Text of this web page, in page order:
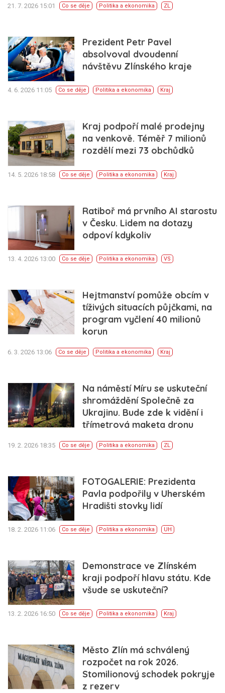
21. 7. 2026 15:01 Co se děje Politika a ekonomika ZL
Prezident Petr Pavel
absolvoval dvoudenní
návštěvu Zlínského kraje
4. 6. 2026 11:05 Co se děje Politika a ekonomika Kraj
Kraj podpoří malé prodejny
na venkově. Téměř 7 milionů
rozdělí mezi 73 obchůdků
14. 5. 2026 18:58 Co se děje Politika a ekonomika Kraj
Ratiboř má prvního AI starostu
v Česku. Lidem na dotazy
odpoví kdykoliv
13. 4. 2026 13:00 Co se děje Politika a ekonomika VS
Hejtmanství pomůže obcím v
tíživých situacích půjčkami, na
program vyčlení 40 milionů
korun
6. 3. 2026 13:06 Co se děje Politika a ekonomika Kraj
Na náměstí Míru se uskuteční
shromáždění Společně za
Ukrajinu. Bude zde k vidění i
třímetrová maketa dronu
19. 2. 2026 18:35 Co se děje Politika a ekonomika ZL
FOTOGALERIE: Prezidenta
Pavla podpořily v Uherském
Hradišti stovky lidí
18. 2. 2026 11:06 Co se děje Politika a ekonomika UH
Demonstrace ve Zlínském
kraji podpoří hlavu státu. Kde
všude se uskuteční?
13. 2. 2026 16:50 Co se děje Politika a ekonomika Kraj
Město Zlín má schválený
rozpočet na rok 2026.
Stomilionový schodek pokryje
z rezerv